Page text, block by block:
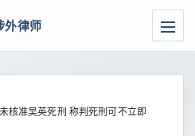
外律师
核准吴英死刑 称判死刑可不立即